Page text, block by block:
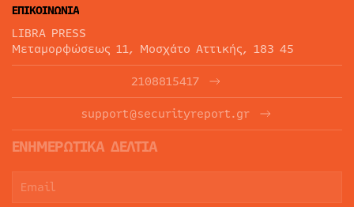
ΕΠΙΚΟΙΝΩΝΙΑ
LIBRA PRESS
Μεταμορφώσεως 11, Μοσχάτο Αττικής, 183 45
2108815417
support@securityreport.gr
ΕΝΗΜΕΡΩΤΙΚΑ ΔΕΛΤΙΑ